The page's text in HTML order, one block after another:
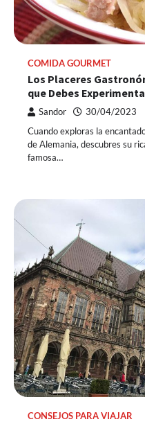
COMIDA GOURMET
Los Placeres
que Debes
Sandor 30/04/2023
Cuando exploras la
de Alemania, descubres su
famosa…
CONSEJOS PARA VIAJAR